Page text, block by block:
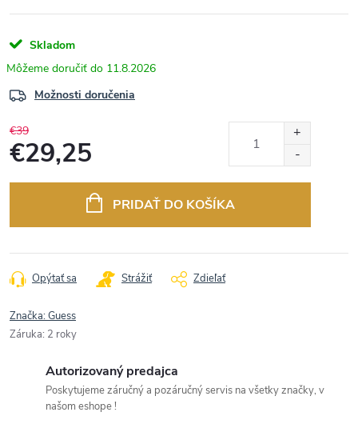
Skladom
11.8.2026
Možnosti doručenia
€39
€29,25
PRIDAŤ DO KOŠÍKA
Opýtať sa Strážiť Zdieľať
Značka:Guess
Záruka: 2 roky
Autorizovaný predajca
Poskytujeme záručný a pozáručný servis na všetky značky, v
našom eshope !